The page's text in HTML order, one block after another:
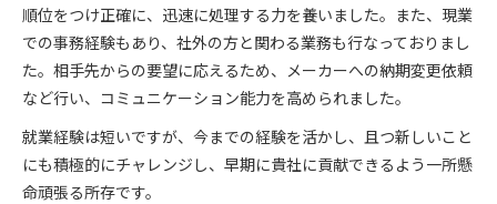
順位をつけ正確に、迅速に処理する力を養いました。また、現業
での事務経験もあり、社外の方と関わる業務も行なっておりまし
た。相手先からの要望に応えるため、メーカーへの納期変更依頼
など行い、コミュニケーション能力を高められました。
就業経験は短いですが、今までの経験を活かし、且つ新しいこと
にも積極的にチャレンジし、早期に貴社に貢献できるよう一所懸
命頑張る所存です。